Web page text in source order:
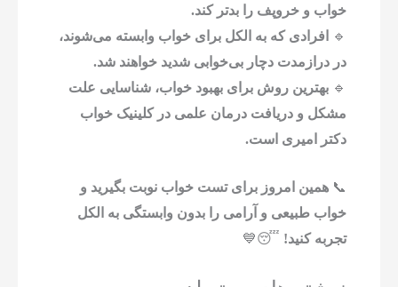
خواب و خروپف را بدتر کند.
🔹
افرادی که به الکل برای خواب وابسته می‌شوند،
در درازمدت دچار بی‌خوابی شدید خواهند شد.
🔹بهترین روش برای بهبود خواب، شناسایی علت
مشکل و دریافت درمان علمی در کلینیک خواب
دکتر امیری است.
📞همین امروز برای تست خواب نوبت بگیرید و
خواب طبیعی و آرامی را بدون وابستگی به الکل
تجربه کنید! 😴💙